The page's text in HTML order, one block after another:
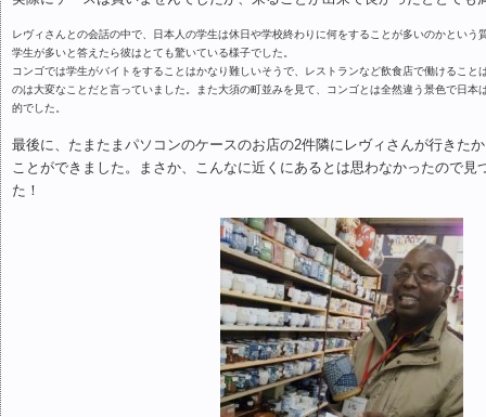
レヴィさんとの会話の中で、日本人の学生は休日や学校終わりに何をすることが多いのかという
学生が多いと答えたら彼はとても驚いている様子でした。
コンゴでは学生がバイトをすることはかなり難しいそうで、レストランなど飲食店で働けること
のは大変なことだと言っていました。また大須の町並みを見て、コンゴとは全然違う景色で日本
的でした。
最後に、たまたまパソコンのケースのお店の2件隣にレヴィさんが行きた
ことができました。まさか、こんなに近くにあるとは思わなかったので見
た！